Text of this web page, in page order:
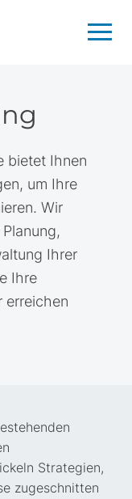
bietet Ihnen
um Ihre
Wir
Ihrer
Ihre
erreichen
Strategien,
zugeschnitten